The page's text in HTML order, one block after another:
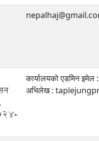
कार्यालयको एडमिन
अभिलेख :